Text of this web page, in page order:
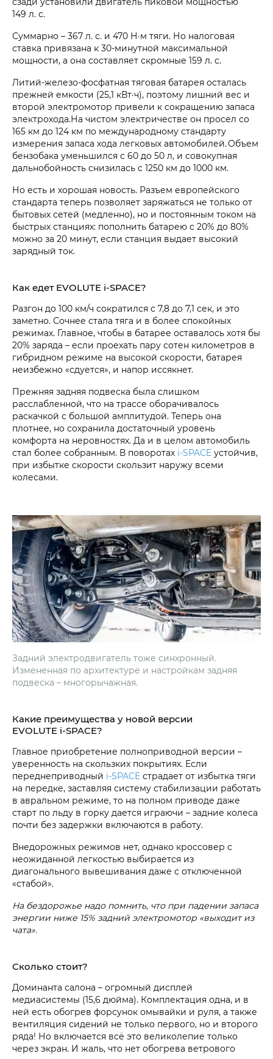
149 л. с.
Суммарно – 367 л. с. и 470 Н·м тяги. Но налоговая
ставка привязана к 30‑минутной максимальной
мощности, а она составляет скромные 159 л. с.
Литий-железо-фосфатная тяговая батарея осталась
прежней емкости (25,1 кВт·ч), поэтому лишний вес и
второй электромотор привели к сокращению запаса
электрохода.На чистом электричестве он просел со
165 км до 124 км по международному стандарту
измерения запаса хода легковых автомобилей. Объем
бензобака уменьшился с 60 до 50 л, и совокупная
дальнобойность снизилась с 1250 км до 1000 км.
Но есть и хорошая новость. Разъем европейского
стандарта теперь позволяет заряжаться не только от
бытовых сетей (медленно), но и постоянным током на
быстрых станциях: пополнить батарею с 20% до 80%
можно за 20 минут, если станция выдает высокий
зарядный ток.
Как едет EVOLUTE i‑SPACE?
Разгон до 100 км/ч сократился с 7,8 до 7,1 сек, и это
заметно. Сочнее стала тяга и в более спокойных
режимах. Главное, чтобы в батарее оставалось хотя бы
20% заряда – если проехать пару сотен километров в
гибридном режиме на высокой скорости, батарея
неизбежно «сдуется», и напор иссякнет.
Прежняя задняя подвеска была слишком
расслабленной, что на трассе оборачивалось
раскачкой с большой амплитудой. Теперь она
плотнее, но сохранила достаточный уровень
комфорта на неровностях. Да и в целом автомобиль
стал более собранным. В поворотах i‑SPACE устойчив,
при избытке скорости скользит наружу всеми
колесами.
Задний электродвигатель тоже синхронный.
Измененная по архитектуре и настройкам задняя
подвеска – многорычажная.
Какие преимущества у новой версии
EVOLUTE i‑SPACE?
Главное приобретение полноприводной версии –
уверенность на скользких покрытиях. Если
переднеприводный i‑SPACE страдает от избытка тяги
на передке, заставляя систему стабилизации работать
в авральном режиме, то на полном приводе даже
старт по льду в горку дается играючи – задние колеса
почти без задержки включаются в работу.
Внедорожных режимов нет, однако кроссовер с
неожиданной легкостью выбирается из
диагонального вывешивания даже с отключенной
«стабой».
На бездорожье надо помнить, что при падении запаса
энергии ниже 15% задний электромотор «выходит из
чата».
Сколько стоит?
Доминанта салона – огромный дисплей
медиасистемы (15,6 дюйма). Комплектация одна, и в
ней есть обогрев форсунок омывайки и руля, а также
вентиляция сидений не только первого, но и второго
ряда! Но включается всё это великолепие только
через экран. И жаль, что нет обогрева ветрового